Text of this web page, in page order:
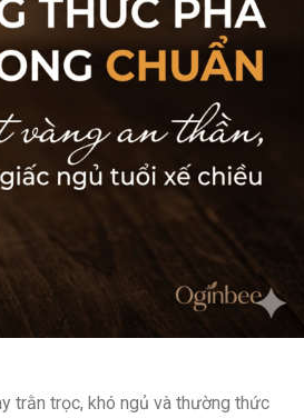
trằn trọc, khó ngủ và thường thức